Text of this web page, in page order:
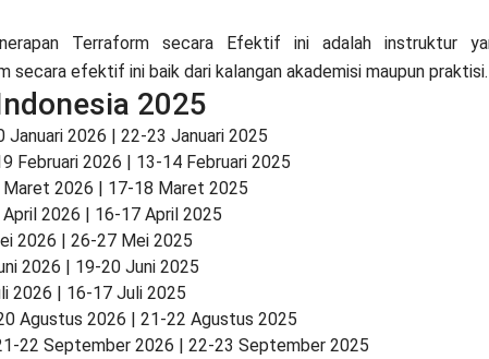
Terraform secara Efektif ini adalah instruktur
efektif ini baik dari kalangan akademisi maupun praktisi.
2025
Januari 2026 | 22-23 Januari 2025
Februari 2026 | 13-14 Februari 2025
2026 | 17-18 Maret 2025
2026 | 16-17 April 2025
2026 | 26-27 Mei 2025
2026 | 19-20 Juni 2025
2026 | 16-17 Juli 2025
Agustus 2026 | 21-22 Agustus 2025
22 September 2026 | 22-23 September 2025